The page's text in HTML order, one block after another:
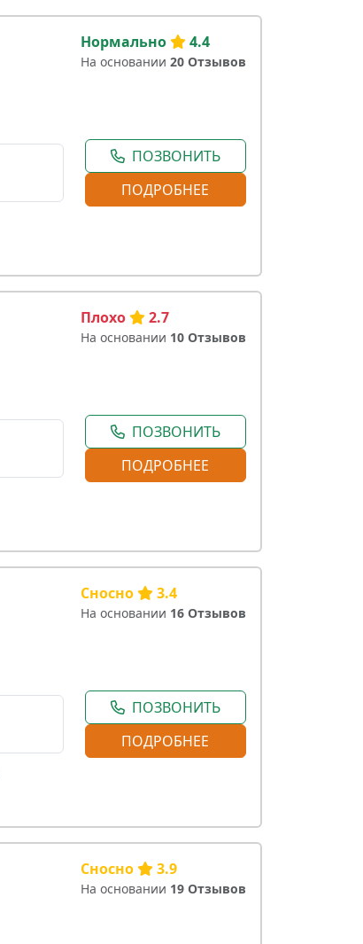
Нормально 4.4
На основании 20 Отзывов
ПОЗВОНИТЬ
ПОДРОБНЕЕ
Плохо 2.7
На основании 10 Отзывов
ПОЗВОНИТЬ
ПОДРОБНЕЕ
Сносно 3.4
На основании 16 Отзывов
ПОЗВОНИТЬ
ПОДРОБНЕЕ
Сносно 3.9
На основании 19 Отзывов